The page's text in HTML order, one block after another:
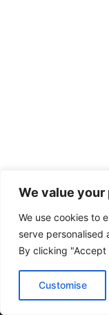
We value your
We use cookies to
serve personalised
By clicking "Accept
Customise
|